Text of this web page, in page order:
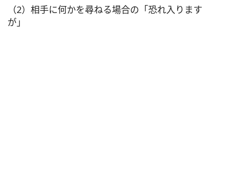
（2）相手に何かを尋ねる場合の「恐れ入ります
が」